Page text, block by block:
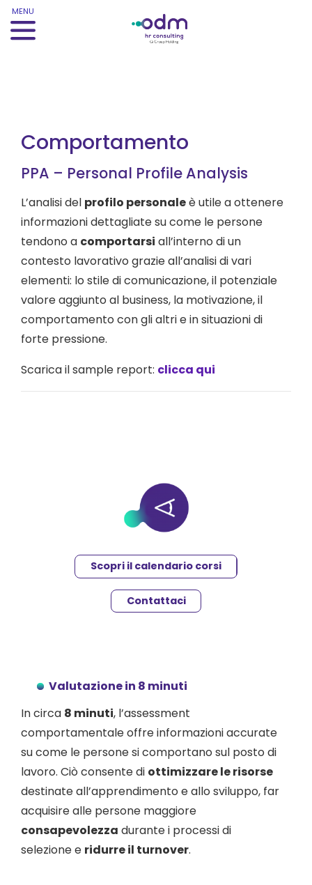
MENU
Comportamento
PPA – Personal Profile Analysis
L’analisi del profilo personaleè utile a ottenere
informazioni dettagliate su come le persone
tendono a comportarsi all’interno di un
contesto lavorativo grazie all’analisi di vari
elementi: lo stile di comunicazione, il potenziale
valore aggiunto al business, la motivazione, il
comportamento con gli altri e in situazioni di
forte pressione.
Scarica il sample report: clicca qui
Scopri il calendario corsi
Contattaci
Valutazione in 8 minuti
In circa 8 minuti, l’assessment
comportamentale offre informazioni accurate
su come le persone si comportano sul posto di
lavoro. Ciò consente di ottimizzare le risorse
destinate all’apprendimento e allo sviluppo, far
acquisire alle persone maggiore
consapevolezza durante i processi di
selezione e ridurre il turnover.